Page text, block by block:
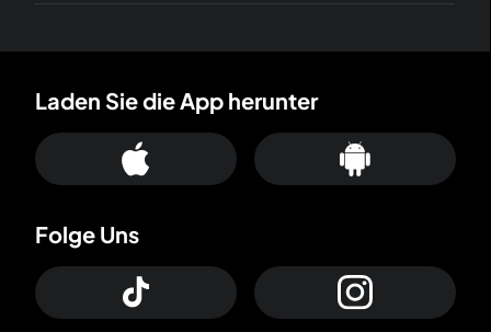
Laden Sie die App herunter
Folge Uns